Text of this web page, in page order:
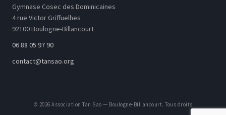
Gymnase Cosec des Dominicaines
4 rue Victor Griffuelhes
92100 Boulogne-Billancourt
06 88 05 97 90
contact@tansao.org
© 2026 Association Tan Sao — Boulogne-Billancourt. Tous droits